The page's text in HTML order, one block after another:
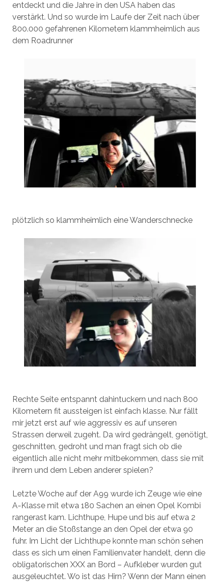
entdeckt und die Jahre in den USA haben das
verstärkt. Und so wurde im Laufe der Zeit nach über
800.000 gefahrenen Kilometern klammheimlich aus
dem Roadrunner
plötzlich so klammheimlich eine Wanderschnecke
Rechte Seite entspannt dahintuckern und nach 800
Kilometern fit aussteigen ist einfach klasse. Nur fällt
mir jetzt erst auf wie aggressiv es auf unseren
Strassen derweil zugeht. Da wird gedrängelt, genötigt,
geschnitten, gedroht und man fragt sich ob die
eigentlich alle nicht mehr mitbekommen, dass sie mit
ihrem und dem Leben anderer spielen?
Letzte Woche auf der A99 wurde ich Zeuge wie eine
A-Klasse mit etwa 180 Sachen an einen Opel Kombi
rangerast kam. Lichthupe, Hupe und bis auf etwa 2
Meter an die Stoßstange an den Opel der etwa 90
fuhr. Im Licht der Lichthupe konnte man schön sehen
dass es sich um einen Familienvater handelt, denn die
obligatorischen XXX an Bord – Aufkleber wurden gut
ausgeleuchtet. Wo ist das Hirn? Wenn der Mann einen